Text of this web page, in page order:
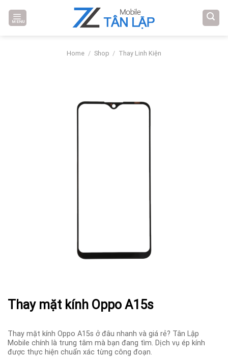
MENU
Home / Shop / Thay Linh Kiện
Thay mặt kính Oppo A15s
Thay mặt kính Oppo A15s ở đâu nhanh và giá rẻ? Tân Lập
Mobile chính là trung tâm mà bạn đang tìm. Dịch vụ ép kính
được thực hiện chuẩn xác từng công đoạn.